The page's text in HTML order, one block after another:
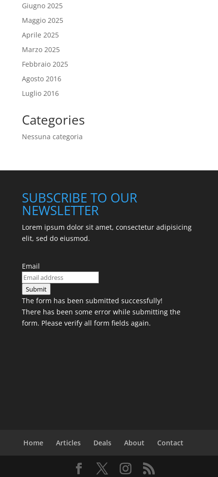
Giugno 2025
Maggio 2025
Aprile 2025
Marzo 2025
Febbraio 2025
Agosto 2016
Luglio 2016
Categories
Nessuna categoria
SUBSCRIBE TO OUR
NEWSLETTER
Lorem ipsum dolor sit amet, consectetur adipisicing
elit, sed do eiusmod.
Email
Submit
The form has been submitted successfully!
There has been some error while submitting the
form. Please verify all form fields again.
Home Articles Deals About Contact